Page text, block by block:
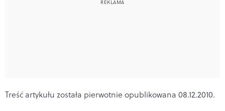
Treść artykułu została pierwotnie opublikowana 08.12.2010.